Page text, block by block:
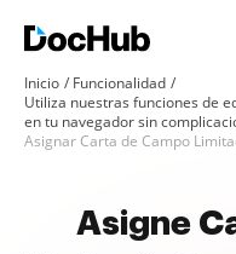
Inicio
Funcionalidad
Utiliza nuestras funciones de
en tu navegador sin
Asignar Carta de Campo
Asigne